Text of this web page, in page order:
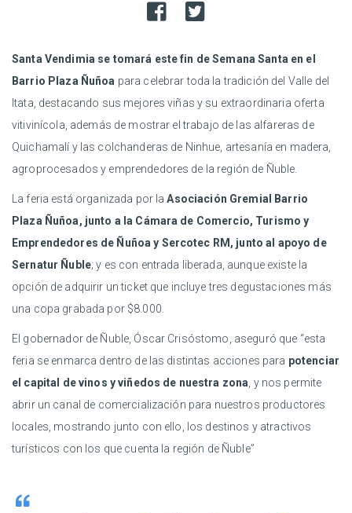
Santa Vendimia se tomará este fin de Semana Santa en el
Barrio Plaza Ñuñoa para celebrar toda la tradición del Valle del
Itata, destacando sus mejores viñas y su extraordinaria oferta
vitivinícola, además de mostrar el trabajo de las alfareras de
Quichamalí y las colchanderas de Ninhue, artesanía en madera,
agroprocesados y emprendedores de la región de Ñuble.
La feria está organizada por laAsociación Gremial Barrio
Plaza Ñuñoa, junto a la Cámara de Comercio, Turismo y
Emprendedores de Ñuñoa y Sercotec RM, junto al apoyo de
Sernatur Ñuble; y es con entrada liberada, aunque existe la
opción de adquirir un ticket que incluye tres degustaciones más
una copa grabada por $8.000.
El gobernador de Ñuble, Óscar Crisóstomo, aseguró que “esta
feria se enmarca dentro de las distintas acciones para potenciar
el capital de vinos y viñedos de nuestra zona , y nos permite
abrir un canal de comercialización para nuestros productores
locales, mostrando junto con ello, los destinos y atractivos
turísticos con los que cuenta la región de Ñuble”